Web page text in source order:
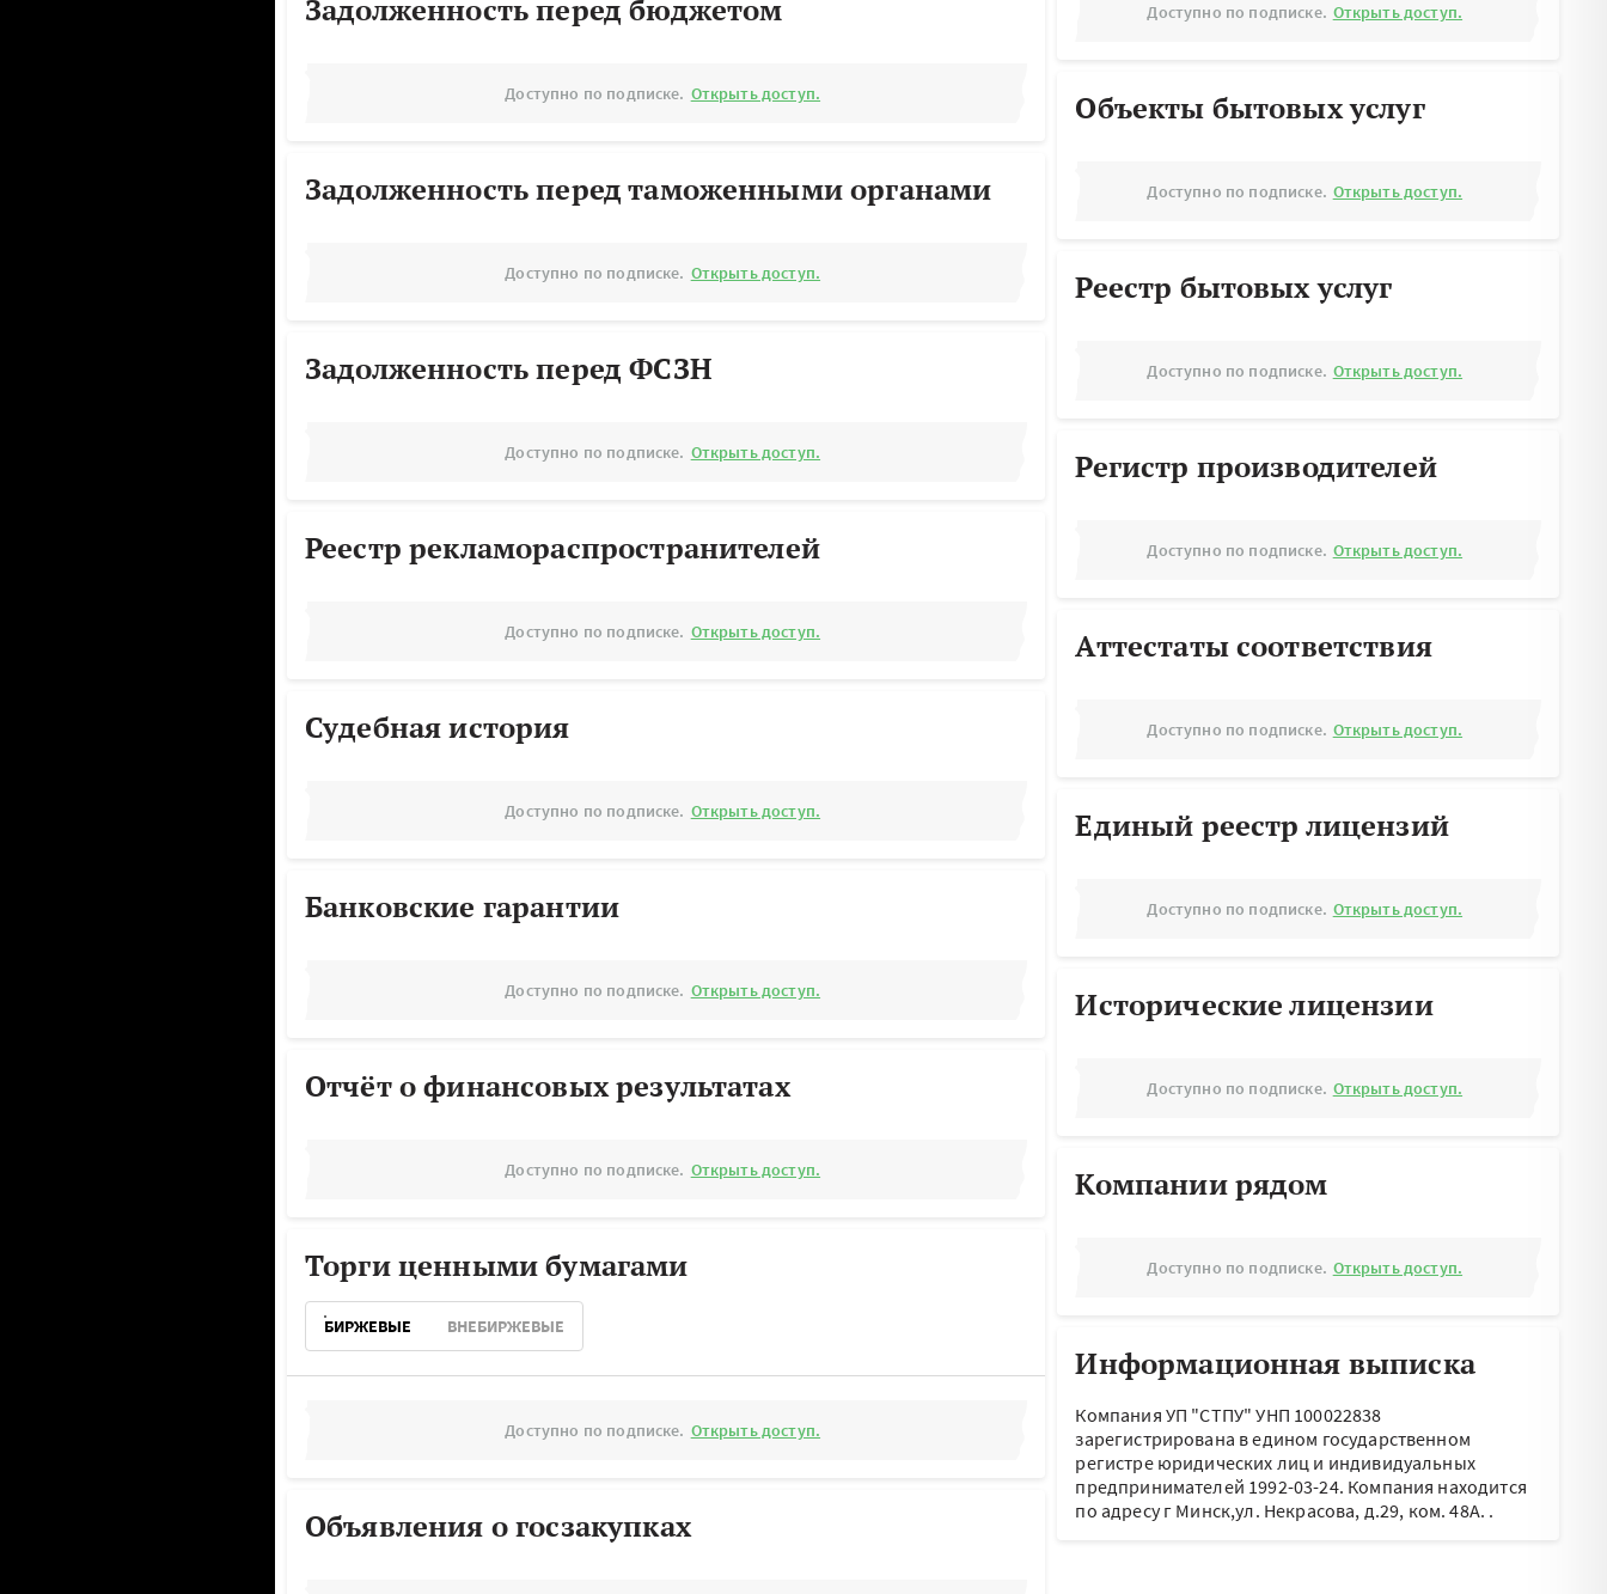
Задолженность перед бюджетом
Доступно по подписке. Открыть доступ.
Задолженность перед таможенными органами
Доступно по подписке. Открыть доступ.
Задолженность перед ФСЗН
Доступно по подписке. Открыть доступ.
Реестр рекламораспространителей
Доступно по подписке. Открыть доступ.
Судебная история
Доступно по подписке. Открыть доступ.
Банковские гарантии
Доступно по подписке. Открыть доступ.
Отчёт о финансовых результатах
Доступно по подписке. Открыть доступ.
Торги ценными бумагами
БИРЖЕВЫЕ ВНЕБИРЖЕВЫЕ
Доступно по подписке. Открыть доступ.
Объявления о госзакупках
Доступно по подписке. Открыть доступ.
Объекты бытовых услуг
Доступно по подписке. Открыть доступ.
Реестр бытовых услуг
Доступно по подписке. Открыть доступ.
Регистр производителей
Доступно по подписке. Открыть доступ.
Аттестаты соответствия
Доступно по подписке. Открыть доступ.
Единый реестр лицензий
Доступно по подписке. Открыть доступ.
Исторические лицензии
Доступно по подписке. Открыть доступ.
Компании рядом
Доступно по подписке. Открыть доступ.
Информационная выписка
Компания УП "СТПУ" УНП 100022838
зарегистрирована в едином государственном
регистре юридических лиц и индивидуальных
предпринимателей 1992-03-24. Компания находится
по адресуг Минск,ул. Некрасова, д.29, ком. 48А. .